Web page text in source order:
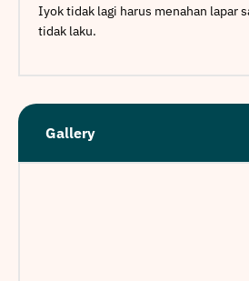
Iyok tidak lagi harus menahan lapar
tidak laku.
Gallery